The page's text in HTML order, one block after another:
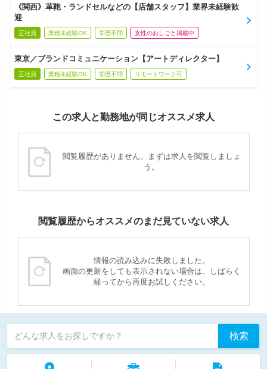
《関西》革鞄・ランドセルなどの【店舗スタッフ】業界未経験歓
迎
正社員 業種未経験OK 学歴不問 女性のおしごと掲載中
東京／ブランドコミュニケーション【アートディレクター】
正社員 業種未経験OK 学歴不問 リモートワーク可
この求人と勤務地が同じオススメ求人
閲覧履歴がありません。まずは求人を閲覧しましょ
う。
閲覧履歴からオススメのまだ見ていない求人
情報の読み込みに失敗しました。
画面の更新をしても表示されない場合は、しばらく
経ってから再度お試しください。
どんな求人をお探しですか？ 検索